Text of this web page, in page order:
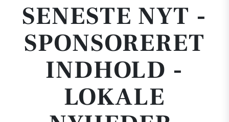
SENESTE NYT -
SPONSORERET
INDHOLD -
LOKALE